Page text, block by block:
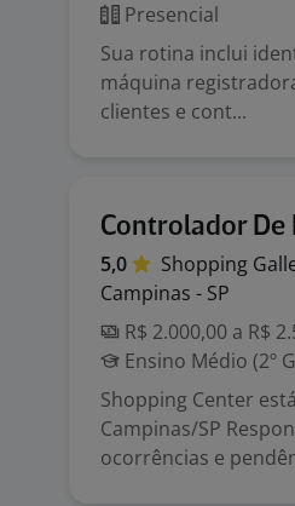
Presencial
Sua rotina inclui
máquina
clientes e cont...
Controlador De
5,0 Shopping
Campinas - SP
R$ 2.000,00 a R$
Ensino Médio (2º
Shopping Center
Campinas/SP
ocorrências e